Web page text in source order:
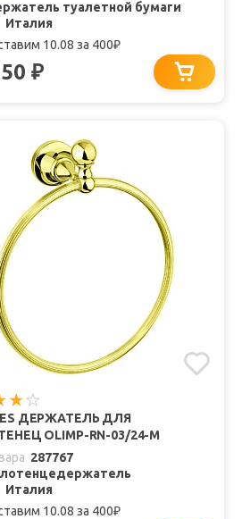
туалетной бумаги
Италия
10.08 за 400₽
₽
ДЕРЖАТЕЛЬ ДЛЯ
OLIMP-RN-03/24-M
287767
Италия
10.08 за 400₽